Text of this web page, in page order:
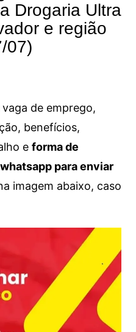
Drogaria Ultra
e região
07)
de emprego,
benefícios,
e forma de
para enviar
imagem abaixo, caso